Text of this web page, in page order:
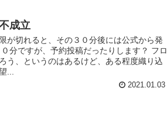
成立
が切れると、その３０分後には公式から発
分ですが、予約投稿だったりします？ フロ
う、というのはあるけど、ある程度織り込
...
2021.01.03